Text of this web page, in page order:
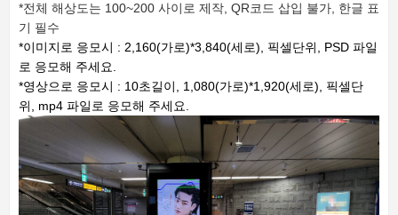
*전체 해상도는 100~200 사이로 제작, QR코드 삽입 불가, 한글 표
기 필수
*이미지로 응모시 : 2,160(가로)*3,840(세로), 픽셀단위, PSD 파일
로 응모해 주세요.
*영상으로 응모시 : 10초길이, 1,080(가로)*1,920(세로), 픽셀단
위, mp4 파일로 응모해 주세요.